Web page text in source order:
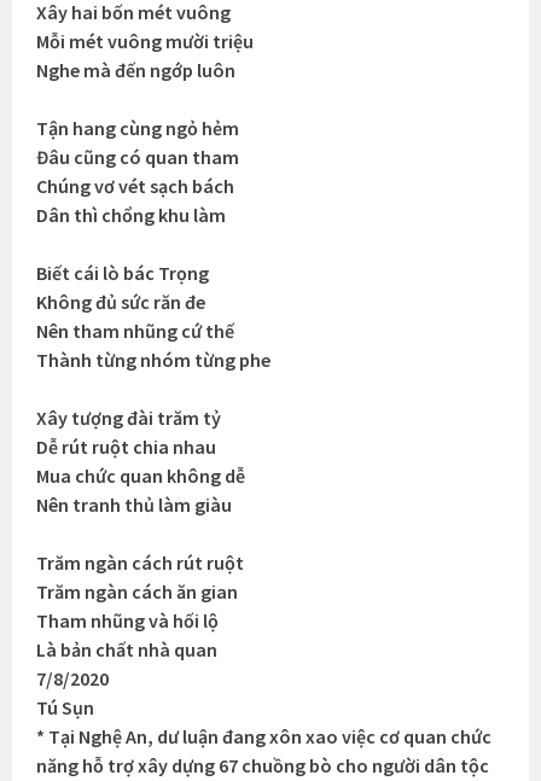
Xây hai bốn mét vuông
Mỗi mét vuông mười triệu
Nghe mà đến ngớp luôn
Tận hang cùng ngỏ hẻm
Đâu cũng có quan tham
Chúng vơ vét sạch bách
Dân thì chổng khu làm
Biết cái lò bác Trọng
Không đủ sức răn đe
Nên tham nhũng cứ thế
Thành từng nhóm từng phe
Xây tượng đài trăm tỷ
Dễ rút ruột chia nhau
Mua chức quan không dễ
Nên tranh thủ làm giàu
Trăm ngàn cách rút ruột
Trăm ngàn cách ăn gian
Tham nhũng và hối lộ
Là bản chất nhà quan
7/8/2020
Tú Sụn
* Tại Nghệ An, dư luận đang xôn xao việc cơ quan chức
năng hỗ trợ xây dựng 67 chuồng bò cho người dân tộc